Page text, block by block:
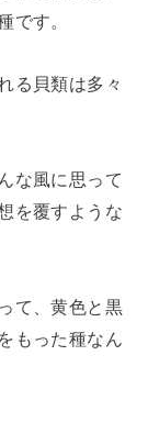
です。
る貝類は多々
な風に思って
を覆すような
て、黄色と黒
もった種なん